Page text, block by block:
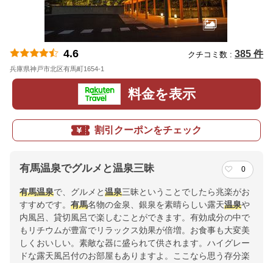
4.6 クチコミ数 : 385 件
兵庫県神戸市北区有馬町1654-1
料金を表示
割引クーポンをチェック
有馬温泉でグルメと温泉三昧 0
有馬温泉で、グルメと温泉三昧ということでしたら兆楽がお
すすめです。 有馬名物の金泉、銀泉を素晴らしい露天温泉や
内風呂、貸切風呂で楽しむことができます。有効成分の中で
もリチウムが豊富でリラックス効果が倍増。お食事も大変美
しくおいしい。素敵な器に盛られて供されます。ハイグレー
ドな露天風呂付のお部屋もありますよ。ここなら思う存分楽